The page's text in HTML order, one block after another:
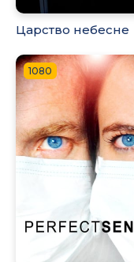
Царство небесне
1080